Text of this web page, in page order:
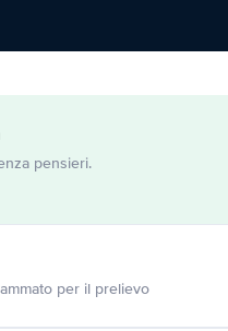
pensieri.
per il prelievo